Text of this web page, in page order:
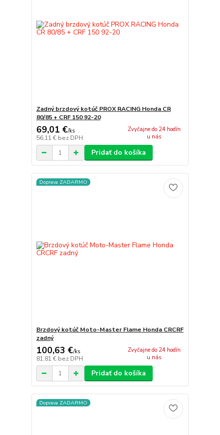
Zadný brzdový kotúč PROX RACING Honda CR
80/85 + CRF 150 92-20
69,01 €/ks
56,11 € bez DPH
Zvyčajne do 24 hodín
u nás
Pridať do košíka
Doprava ZADARMO
Brzdový kotúč Moto-Master Flame Honda CRCRF
zadný
100,63 €/ks
81,81 € bez DPH
Zvyčajne do 24 hodín
u nás
Pridať do košíka
Doprava ZADARMO